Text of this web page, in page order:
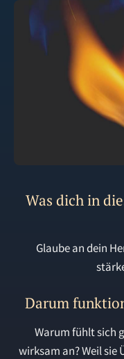
Was dich in
Glaube an dein
Darum
Warum fühlt sich
wirksam an? Weil sie